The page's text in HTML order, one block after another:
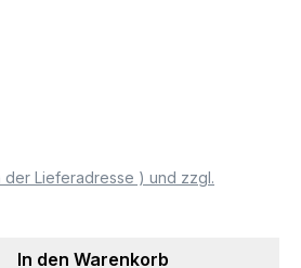
der Lieferadresse ) und zzgl.
gewünschten Wert
In den Warenkorb